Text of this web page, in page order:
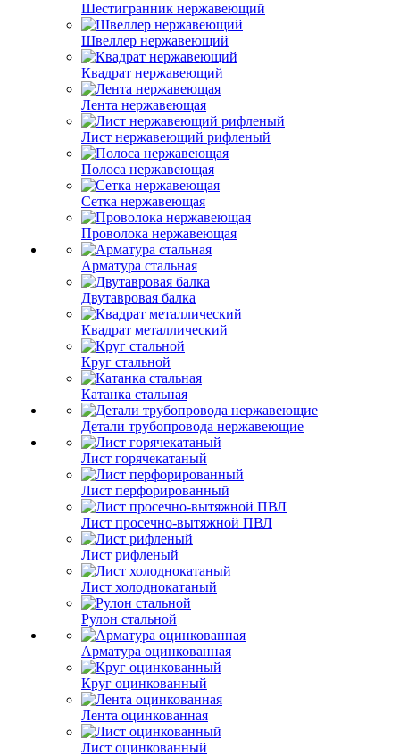
Шестигранник нержавеющий
Швеллер нержавеющий
Квадрат нержавеющий
Лента нержавеющая
Лист нержавеющий рифленый
Полоса нержавеющая
Сетка нержавеющая
Проволока нержавеющая
Арматура стальная
Двутавровая балка
Квадрат металлический
Круг стальной
Катанка стальная
Детали трубопровода нержавеющие
Лист горячекатаный
Лист перфорированный
Лист просечно-вытяжной ПВЛ
Лист рифленый
Лист холоднокатаный
Рулон стальной
Арматура оцинкованная
Круг оцинкованный
Лента оцинкованная
Лист оцинкованный